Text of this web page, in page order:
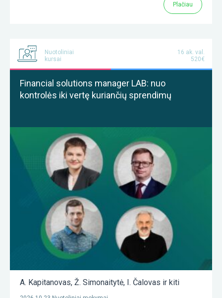
Plačiau
Nuotoliniai
kursai
16 ak. val.
520€
Financial solutions manager LAB: nuo
kontrolės iki vertę kuriančių sprendimų
A. Kapitanovas, Ž. Simonaitytė, I. Čalovas ir kiti